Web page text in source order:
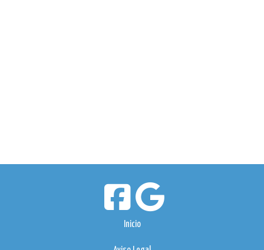
Inicio